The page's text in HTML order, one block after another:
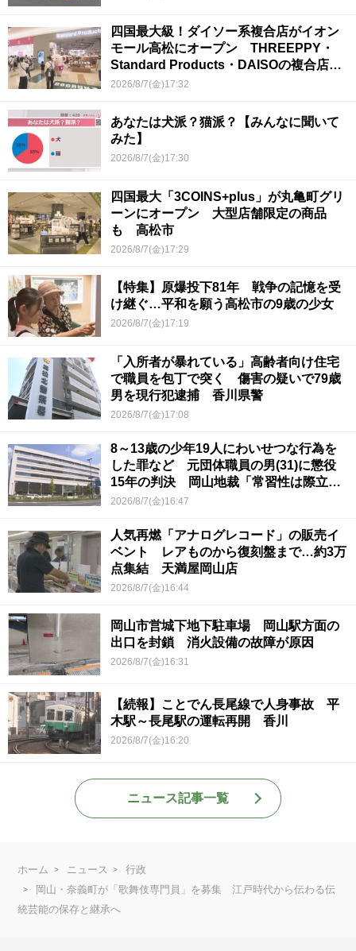
四国最大級！ダイソー系複合店がイオン
モール高松にオープン THREEPPY・
Standard Products・DAISOの複合店は
香川県初
2026/8/7(金)17:32
あなたは犬派？猫派？【みんなに聞いて
みた】
2026/8/7(金)17:30
四国最大「3COINS+plus」が丸亀町グリ
ーンにオープン 大型店舗限定の商品
も 高松市
2026/8/7(金)17:29
【特集】原爆投下81年 戦争の記憶を受
け継ぐ…平和を願う高松市の9歳の少女
2026/8/7(金)17:19
「入所者が暴れている」高齢者向け住宅
で職員を包丁で突く 傷害の疑いで79歳
男を現行犯逮捕 香川県警
2026/8/7(金)17:08
8～13歳の少年19人にわいせつな行為を
した罪など 元団体職員の男(31)に懲役
15年の判決 岡山地裁「常習性は際立っ
ていて被害結果も非常に重い」
2026/8/7(金)16:47
人気再燃「アナログレコード」の販売イ
ベント レアものから復刻盤まで…約3万
点集結 天満屋岡山店
2026/8/7(金)16:44
岡山市営城下地下駐車場 岡山駅方面の
出口を封鎖 消火設備の故障が原因
2026/8/7(金)16:31
【続報】ことでん長尾線で人身事故 平
木駅～長尾駅の運転再開 香川
2026/8/7(金)16:20
ニュース記事一覧
ホーム ニュース
行政
岡山・奈義町が「歌舞伎専門員」を募集 江戸時代から伝わる伝
統芸能の保存と継承へ